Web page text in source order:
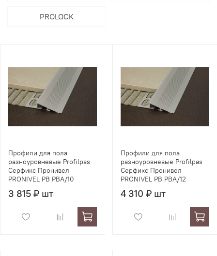
PROLOCK
Профили для пола
разноуровневые Profilpas
Серфикс Пронивел
PRONIVEL PB PBA/10
3 815 ₽ шт
Профили для пола
разноуровневые Profilpas
Серфикс Пронивел
PRONIVEL PB PBA/12
4 310 ₽ шт